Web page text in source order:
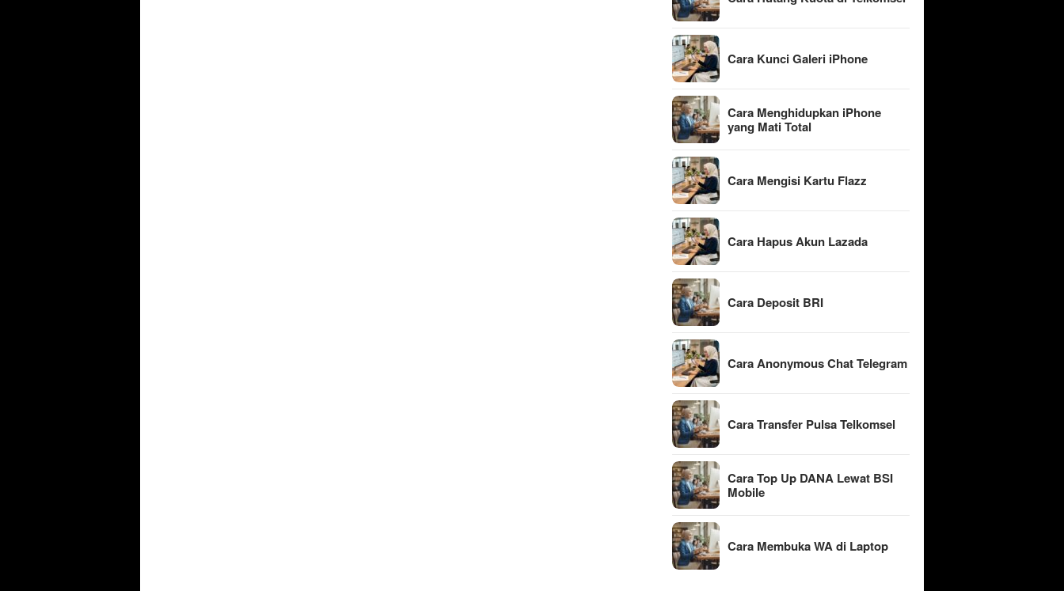
Cara Kunci Galeri iPhone
Cara Menghidupkan iPhone
yang Mati Total
Cara Mengisi Kartu Flazz
Cara Hapus Akun Lazada
Cara Deposit BRI
Cara Anonymous Chat Telegram
Cara Transfer Pulsa Telkomsel
Cara Top Up DANA Lewat BSI
Mobile
Cara Membuka WA di Laptop